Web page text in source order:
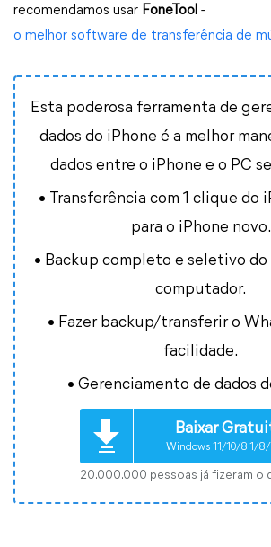
recomendamos usar FoneTool -
o melhor software de transferência de
Esta poderosa ferramenta de
dados do iPhone é a melhor
dados entre o iPhone e o PC
• Transferência com 1 clique do
para o iPhone novo.
• Backup completo e seletivo do
computador.
• Fazer backup/transferir o
facilidade.
• Gerenciamento de dados
Baixar
Windows 11/10/8.1/
20.000.000 pessoas já fizeram o